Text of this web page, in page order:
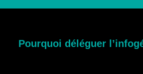
Pourquoi déléguer